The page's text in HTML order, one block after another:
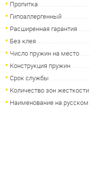
Пропитка
Гипоаллергенный
Расширенная гарантия
Без клея
Число пружин на место
Конструкция пружин
Срок службы
Количество зон жесткости
Наименование на русском